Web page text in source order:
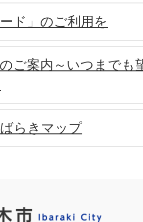
ード」のご利用を
ご案内～いつまでも
らきマップ